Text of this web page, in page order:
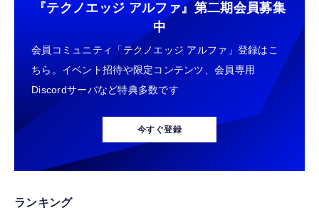
『テクノエッジ アルファ』 第二期会員募集
中
会員コミュニティ「テクノエッジ アルファ」登録はこ
ちら。イベント招待や限定コンテンツ、会員専用
Discordサーバなど特典多数です
今すぐ登録
ランキング